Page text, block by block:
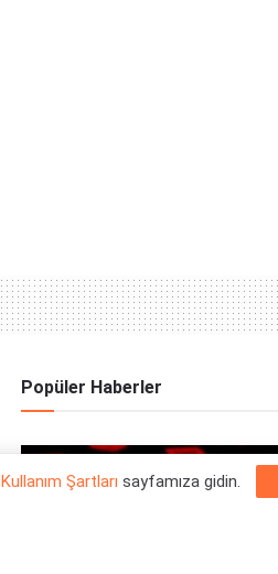
Popüler Haberler
Kullanım Şartları sayfamıza gidin.